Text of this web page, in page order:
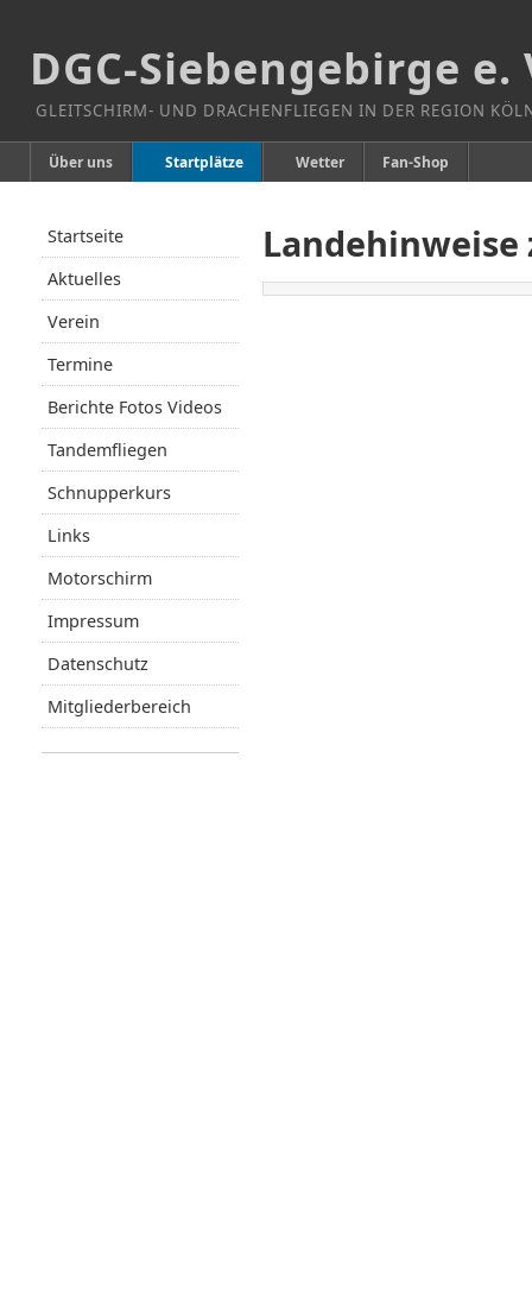
DGC-Siebengebirge e.
GLEITSCHIRM- UND DRACHENFLIEGEN IN DER REGION
Über uns Startplätze Wetter Fan-Shop
Landehinweise
Startseite
Aktuelles
Verein
Termine
Berichte Fotos Videos
Tandemfliegen
Schnupperkurs
Links
Motorschirm
Impressum
Datenschutz
Mitgliederbereich